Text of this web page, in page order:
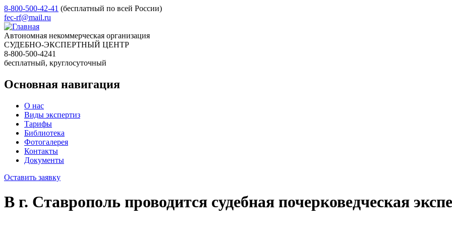
8-800-500-42-41 (бесплатный по всей России)
fec-rf@mail.ru
Автономная некоммерческая организация
СУДЕБНО-ЭКСПЕРТНЫЙ ЦЕНТР
8-800-500-4241
бесплатный, круглосуточный
Основная навигация
О нас
Виды экспертиз
Тарифы
Библиотека
Фотогалерея
Контакты
Документы
Оставить заявку
В г. Ставрополь проводится судебная почерковедческая